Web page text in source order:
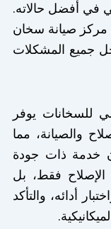
في أفضل حالاته.
مركز صيانة سخان
جميع المشكلات
للسخانات يوفر
والصيانة، مما
خدمة ذات جودة
فقط، بل
أدائه، والتأكد